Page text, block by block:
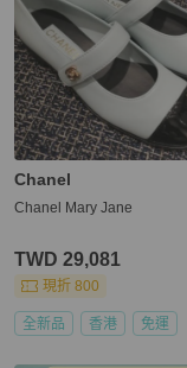
Chanel
Chanel Mary Jane
TWD 29,081
現折 800
全新品 香港 免運